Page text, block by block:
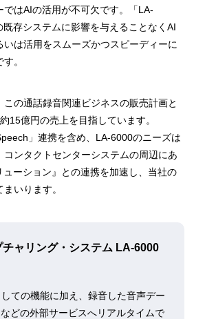
ではAIの活用が不可欠です。「LA-
存システムに影響を与えることなくAI
いは活用をスムーズかつスピーディーに
。
の通話録音関連ビジネスの販売計画と
15億円の売上を目指しています。
」連携を含め、LA-6000のニーズは
コンタクトセンターシステムの周辺にあ
ューション』との連携を加速し、当社の
いります。
ャリング・システム LA-6000
ての機能に加え、録音した音声デー
どの外部サービスへリアルタイムで